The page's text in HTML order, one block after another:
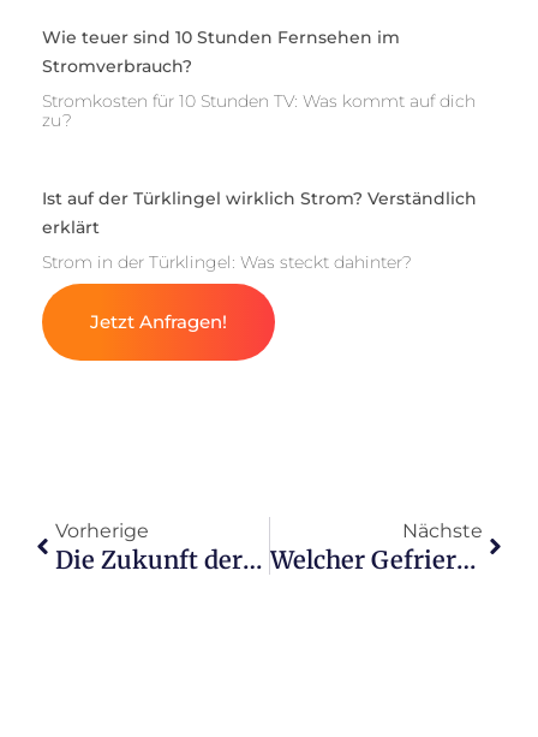
Wie teuer sind 10 Stunden Fernsehen im
Stromverbrauch?
Stromkosten für 10 Stunden TV: Was kommt auf dich
zu?
Ist auf der Türklingel wirklich Strom? Verständlich
erklärt
Strom in der Türklingel: Was steckt dahinter?
Jetzt Anfragen!
Vorherige
Die Zukunft der Energiekosten: Was kostet 1 kWh Strom?
Nächste
Welcher Gefrierschrank spart am meisten Energie und warum?